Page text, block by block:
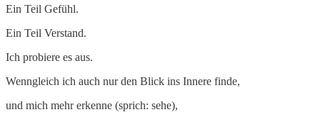
Ein Teil Gefühl.
Ein Teil Verstand.
Ich probiere es aus.
Wenngleich ich auch nur den Blick ins Innere finde,
und mich mehr erkenne (sprich: sehe),